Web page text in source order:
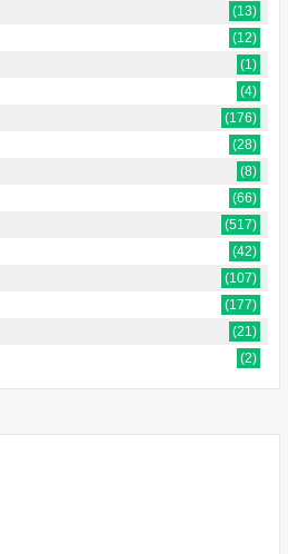
(13)
(12)
(1)
(4)
(176)
(28)
(8)
(66)
(517)
(42)
(107)
(177)
(21)
(2)